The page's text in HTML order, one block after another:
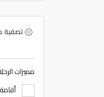
مميزات